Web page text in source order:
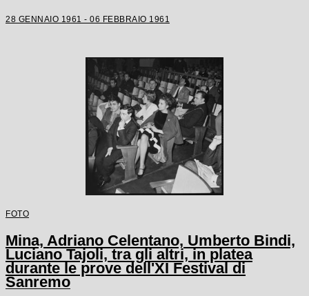
28 GENNAIO 1961 - 06 FEBBRAIO 1961
FOTO
Mina, Adriano Celentano, Umberto Bindi,
Luciano Tajoli, tra gli altri, in platea
durante le prove dell'XI Festival di
Sanremo